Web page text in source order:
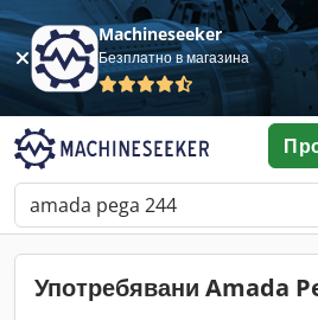
Machineseeker
Безплатно в магазина
Употребявани Amada